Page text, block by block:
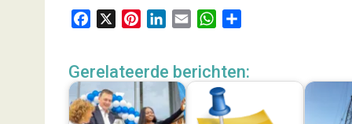
e
b
o
t
e
r
k
e
d
i
W
t
s
A
e
Gerelateerde berichten: